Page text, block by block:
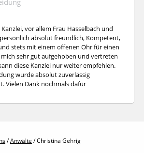
vor allem Frau Hasselbach und
absolut freundlich, Kompetent,
stets mit einem offenen Ohr für einen
mich sehr gut aufgehoben und vertreten
diese Kanzlei nur weiter empfehlen.
wurde absolut zuverlässig
Vielen Dank nochmals dafür
/Anwälte /Christina Gehrig